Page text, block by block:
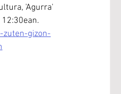
'Agurra'
gizon-